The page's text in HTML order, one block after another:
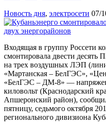
Новость дня, электросети 07/
Входящая в группу Россети
смонтировала двести десять
на трех воздушных ЛЭП
«Мартанская – БелГЭС»,
«БелГЭС – ДМ-8» —
киловольт (Краснодарский
Апшеронский район),
пятницу, седьмого октября
регионального дивизиона